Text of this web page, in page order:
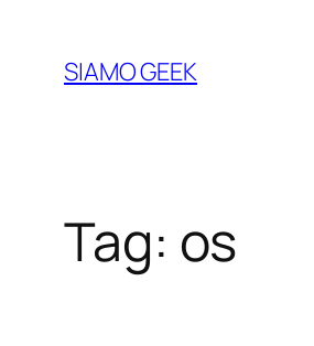
contenuto
SIAMO GEEK
Tag: os